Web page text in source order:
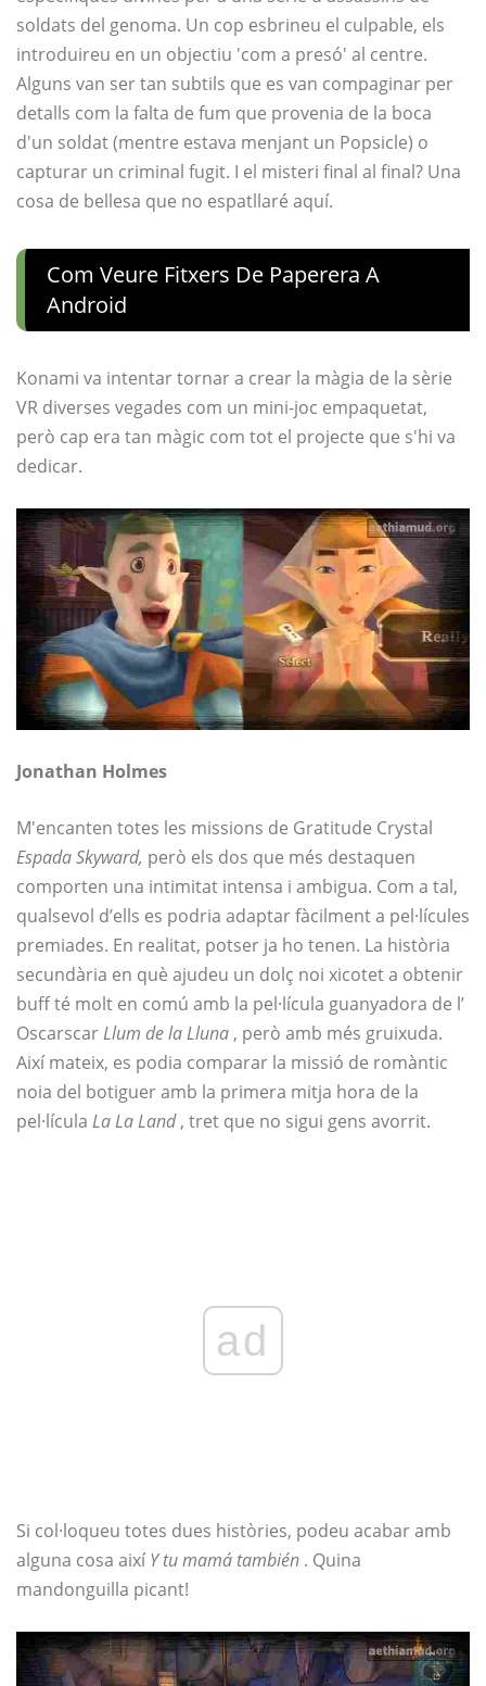
soldats del genoma. Un cop esbrineu el culpable, els
introduireu en un objectiu 'com a presó' al centre.
Alguns van ser tan subtils que es van compaginar per
detalls com la falta de fum que provenia de la boca
d'un soldat (mentre estava menjant un Popsicle) o
capturar un criminal fugit. I el misteri final al final? Una
cosa de bellesa que no espatllaré aquí.
Com Veure Fitxers De Paperera A
Android
Konami va intentar tornar a crear la màgia de la sèrie
VR diverses vegades com un mini-joc empaquetat,
però cap era tan màgic com tot el projecte que s'hi va
dedicar.
Jonathan Holmes
M'encanten totes les missions de Gratitude Crystal
Espada Skyward, però els dos que més destaquen
comporten una intimitat intensa i ambigua. Com a tal,
qualsevol d’ells es podria adaptar fàcilment a pel·lícules
premiades. En realitat, potser ja ho tenen. La història
secundària en què ajudeu un dolç noi xicotet a obtenir
buff té molt en comú amb la pel·lícula guanyadora de l’
OscarscarLlum de la Lluna , però amb més gruixuda.
Així mateix, es podia comparar la missió de romàntic
noia del botiguer amb la primera mitja hora de la
pel·lícula La La Land, tret que no sigui gens avorrit.
ad
Si col·loqueu totes dues històries, podeu acabar amb
alguna cosa aixíY tu mamá también . Quina
mandonguilla picant!